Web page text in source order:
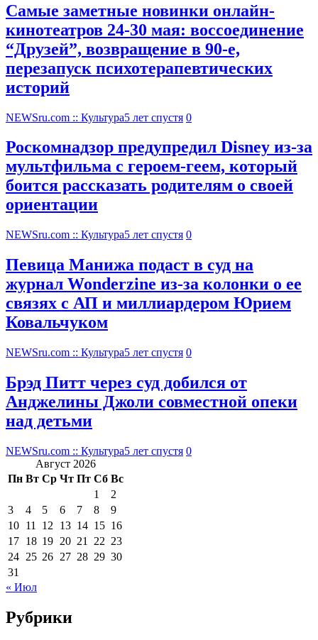
Самые заметные новинки онлайн-
кинотеатров 24-30 мая: воссоединение
“Друзей”, возвращение в 90-е,
перезапуск психотерапевтических
историй
NEWSru.com :: Культура5 лет спустя 0
Роскомнадзор предупредил Disney из-за
мультфильма c героем-геем, который
боится рассказать родителям о своей
ориентации
NEWSru.com :: Культура5 лет спустя 0
Певица Манижа подаст в суд на
журнал Wonderzine из-за колонки о ее
связях с АП и миллиардером Юрием
Ковальчуком
NEWSru.com :: Культура5 лет спустя 0
Брэд Питт через суд добился от
Анджелины Джоли совместной опеки
над детьми
NEWSru.com :: Культура5 лет спустя 0
Август 2026
Пн Вт Ср Чт Пт Сб Вс
1
2
3
4 5 6 7 8
9
10 11 12 13 14 15 16
17 18 19 20 21 22 23
24 25 26 27 28 29 30
31
« Июл
Рубрики